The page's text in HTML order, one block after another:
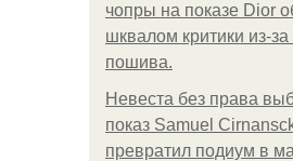
чопры на показе Dior
шквалом критики из-
пошива.
Невеста без права
показ Samuel
превратил подиум в